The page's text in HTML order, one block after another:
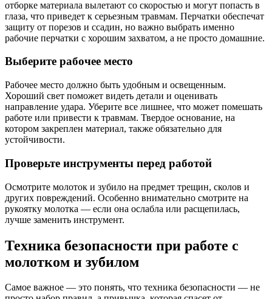
отборке материала вылетают со скоростью и могут попасть в
глаза, что приведет к серьезным травмам. Перчатки обеспечат
защиту от порезов и ссадин, но важно выбрать именно
рабочие перчатки с хорошим захватом, а не просто домашние.
Выберите рабочее место
Рабочее место должно быть удобным и освещенным.
Хороший свет поможет видеть детали и оценивать
направление удара. Уберите все лишнее, что может помешать
работе или привести к травмам. Твердое основание, на
котором закреплен материал, также обязательно для
устойчивости.
Проверьте инструменты перед работой
Осмотрите молоток и зубило на предмет трещин, сколов и
других повреждений. Особенно внимательно смотрите на
рукоятку молотка — если она ослабла или расщепилась,
лучше заменить инструмент.
Техника безопасности при работе с
молотком и зубилом
Самое важное — это понять, что техника безопасности — не